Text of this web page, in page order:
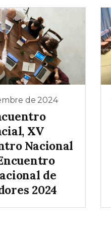
de 2024
XV
Nacional
de
2024